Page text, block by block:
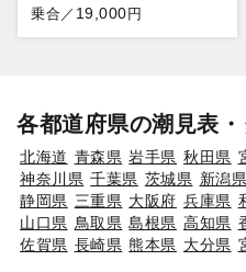
乗合／ 19,000円
各都道府県の潮見表
北海道 青森県 岩手県 秋田県
神奈川県 千葉県 茨城県 新潟県
静岡県 三重県 大阪府 兵庫県
山口県 鳥取県 島根県 高知県
佐賀県 長崎県 熊本県 大分県